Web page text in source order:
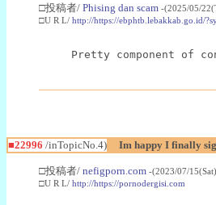
□投稿者/ Phising dan scam -(2025/05/
□U R L/ http://https://ebphtb.lebakkab.go.id/
Pretty component of
■22996 /inTopicNo.4) Im happy I finally
□投稿者/ nefigporn.com -(2023/07/
□U R L/ http://https://pornodergisi.com